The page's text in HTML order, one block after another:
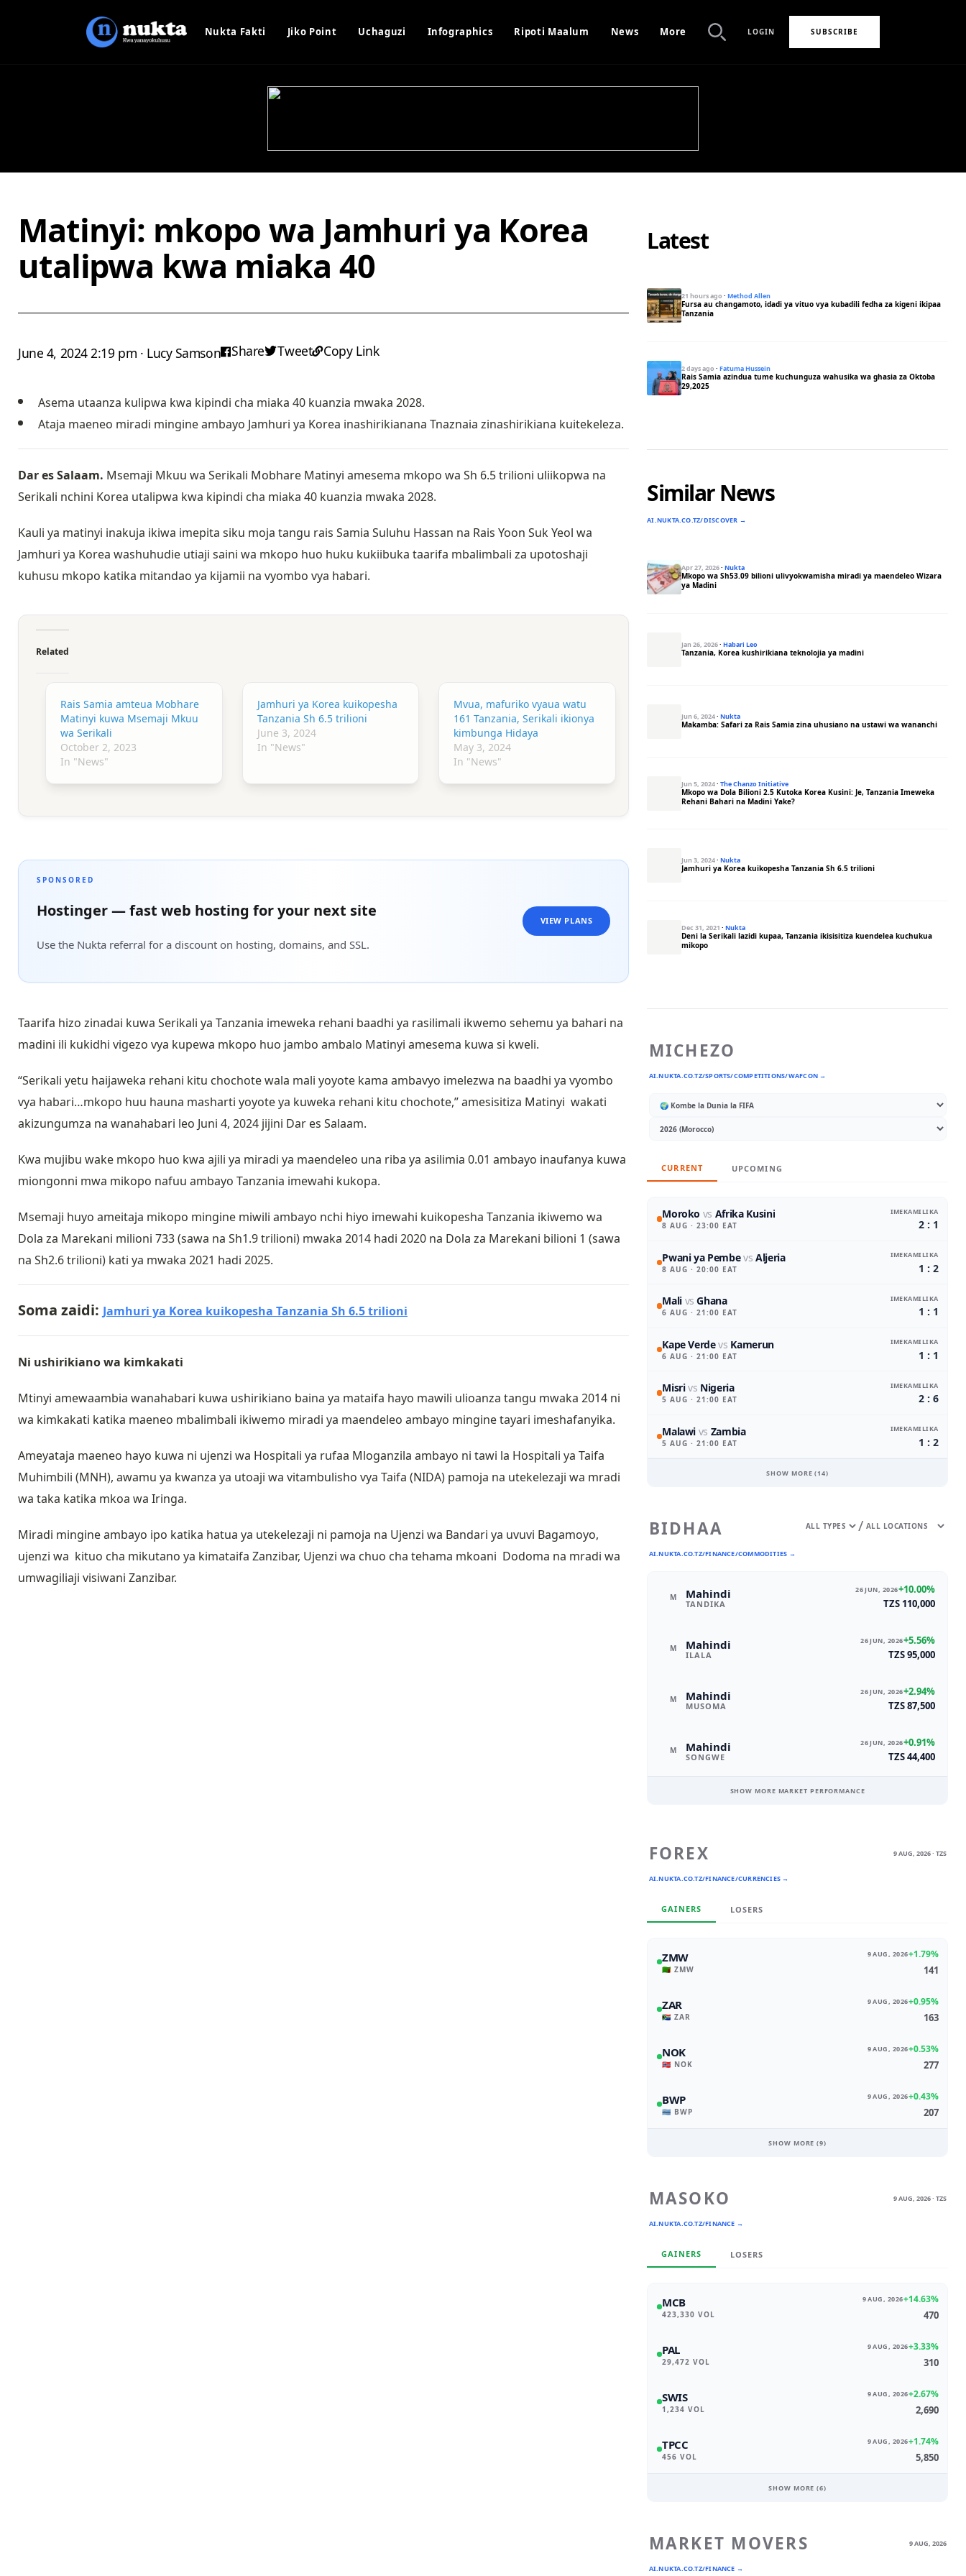
Nukta Fakti Jiko Point Uchaguzi Infographics Ripoti Maalum News More LOGIN SUBSCRIBE
Matinyi: mkopo wa Jamhuri ya Korea
utalipwa kwa miaka 40
June 4, 2024 2:19 pm · Lucy Samson Share Tweet Copy Link
Asema utaanza kulipwa kwa kipindi cha miaka 40 kuanzia mwaka 2028.
Ataja maeneo miradi mingine ambayo Jamhuri ya Korea inashirikianana Tnaznaia zinashirikiana kuitekeleza.
Dar es Salaam. Msemaji Mkuu wa Serikali Mobhare Matinyi amesema mkopo wa Sh 6.5 trilioni uliikopwa na
Serikali nchini Korea utalipwa kwa kipindi cha miaka 40 kuanzia mwaka 2028.
Kauli ya matinyi inakuja ikiwa imepita siku moja tangu rais Samia Suluhu Hassan na Rais Yoon Suk Yeol wa
Jamhuri ya Korea washuhudie utiaji saini wa mkopo huo huku kukiibuka taarifa mbalimbali za upotoshaji
kuhusu mkopo katika mitandao ya kijamii na vyombo vya habari.
Related
Rais Samia amteua Mobhare
Matinyi kuwa Msemaji Mkuu
wa Serikali
October 2, 2023
In "News"
Jamhuri ya Korea kuikopesha
Tanzania Sh 6.5 trilioni
June 3, 2024
In "News"
Mvua, mafuriko vyaua watu
161 Tanzania, Serikali ikionya
kimbunga Hidaya
May 3, 2024
In "News"
SPONSORED
Hostinger — fast web hosting for your next site
Use the Nukta referral for a discount on hosting, domains, and SSL.
VIEW PLANS
Taarifa hizo zinadai kuwa Serikali ya Tanzania imeweka rehani baadhi ya rasilimali ikwemo sehemu ya bahari na
madini ili kukidhi vigezo vya kupewa mkopo huo jambo ambalo Matinyi amesema kuwa si kweli.
“Serikali yetu haijaweka rehani kitu chochote wala mali yoyote kama ambavyo imelezwa na baadhi ya vyombo
vya habari…mkopo huu hauna masharti yoyote ya kuweka rehani kitu chochote,” amesisitiza Matinyi wakati
akizungumza na wanahabari leo Juni 4, 2024 jijini Dar es Salaam.
Kwa mujibu wake mkopo huo kwa ajili ya miradi ya maendeleo una riba ya asilimia 0.01 ambayo inaufanya kuwa
miongonni mwa mikopo nafuu ambayo Tanzania imewahi kukopa.
Msemaji huyo ameitaja mikopo mingine miwili ambayo nchi hiyo imewahi kuikopesha Tanzania ikiwemo wa
Dola za Marekani milioni 733 (sawa na Sh1.9 trilioni) mwaka 2014 hadi 2020 na Dola za Marekani bilioni 1 (sawa
na Sh2.6 trilioni) kati ya mwaka 2021 hadi 2025.
Soma zaidi: Jamhuri ya Korea kuikopesha Tanzania Sh 6.5 trilioni
Ni ushirikiano wa kimkakati
Mtinyi amewaambia wanahabari kuwa ushirikiano baina ya mataifa hayo mawili ulioanza tangu mwaka 2014 ni
wa kimkakati katika maeneo mbalimbali ikiwemo miradi ya maendeleo ambayo mingine tayari imeshafanyika.
Ameyataja maeneo hayo kuwa ni ujenzi wa Hospitali ya rufaa Mloganzila ambayo ni tawi la Hospitali ya Taifa
Muhimbili (MNH), awamu ya kwanza ya utoaji wa vitambulisho vya Taifa (NIDA) pamoja na utekelezaji wa mradi
wa taka katika mkoa wa Iringa.
Miradi mingine ambayo ipo katika hatua ya utekelezaji ni pamoja na Ujenzi wa Bandari ya uvuvi Bagamoyo,
ujenzi wa kituo cha mikutano ya kimataifa Zanzibar, Ujenzi wa chuo cha tehama mkoani Dodoma na mradi wa
umwagiliaji visiwani Zanzibar.
Latest
21 hours ago ·Method Allen
Fursa au changamoto, idadi ya vituo vya kubadili fedha za kigeni ikipaa
Tanzania
2 days ago ·Fatuma Hussein
Rais Samia azindua tume kuchunguza wahusika wa ghasia za Oktoba
29,2025
Similar News
AI.NUKTA.CO.TZ/DISCOVER →
Apr 27, 2026·Nukta
Mkopo wa Sh53.09 bilioni ulivyokwamisha miradi ya maendeleo Wizara
ya Madini
Jan 26, 2026·Habari Leo
Tanzania, Korea kushirikiana teknolojia ya madini
Jun 6, 2024·Nukta
Makamba: Safari za Rais Samia zina uhusiano na ustawi wa wananchi
Jun 5, 2024·The Chanzo Initiative
Mkopo wa Dola Bilioni 2.5 Kutoka Korea Kusini: Je, Tanzania Imeweka
Rehani Bahari na Madini Yake?
Jun 3, 2024·Nukta
Jamhuri ya Korea kuikopesha Tanzania Sh 6.5 trilioni
Dec 31, 2021·Nukta
Deni la Serikali lazidi kupaa, Tanzania ikisisitiza kuendelea kuchukua
mikopo
MICHEZO
AI.NUKTA.CO.TZ/SPORTS/COMPETITIONS/WAFCON →
CURRENT UPCOMING
Moroko vs Afrika Kusini
8 AUG · 23:00 EAT
IMEKAMILIKA
2 : 1
Pwani ya Pembevs Aljeria
8 AUG · 20:00 EAT
IMEKAMILIKA
1 : 2
Mali vsGhana
6 AUG · 21:00 EAT
IMEKAMILIKA
1 : 1
Kape Verdevs Kamerun
6 AUG · 21:00 EAT
IMEKAMILIKA
1 : 1
Misrivs Nigeria
5 AUG · 21:00 EAT
IMEKAMILIKA
2 : 6
Malawi vs Zambia
5 AUG · 21:00 EAT
IMEKAMILIKA
1 : 2
SHOW MORE (14)
BIDHAA
AI.NUKTA.CO.TZ/FINANCE/COMMODITIES →
/
M Mahindi
TANDIKA
26 JUN, 2026+10.00%
TZS 110,000
M Mahindi
ILALA
26 JUN, 2026+5.56%
TZS 95,000
M Mahindi
MUSOMA
26 JUN, 2026+2.94%
TZS 87,500
M Mahindi
SONGWE
26 JUN, 2026+0.91%
TZS 44,400
SHOW MORE MARKET PERFORMANCE
FOREX
AI.NUKTA.CO.TZ/FINANCE/CURRENCIES →
9 AUG, 2026 · TZS
GAINERS LOSERS
ZMW
🇿🇲 ZMW
9 AUG, 2026+1.79%
141
ZAR
🇿🇦 ZAR
9 AUG, 2026+0.95%
163
NOK
🇳🇴 NOK
9 AUG, 2026+0.53%
277
BWP
🇧🇼 BWP
9 AUG, 2026+0.43%
207
SHOW MORE (9)
MASOKO
AI.NUKTA.CO.TZ/FINANCE →
9 AUG, 2026 · TZS
GAINERS LOSERS
MCB
423,330 VOL
9 AUG, 2026+14.63%
470
PAL
29,472 VOL
9 AUG, 2026+3.33%
310
SWIS
1,234 VOL
9 AUG, 2026+2.67%
2,690
TPCC
456 VOL
9 AUG, 2026+1.74%
5,850
SHOW MORE (6)
MARKET MOVERS
AI.NUKTA.CO.TZ/FINANCE →
9 AUG, 2026